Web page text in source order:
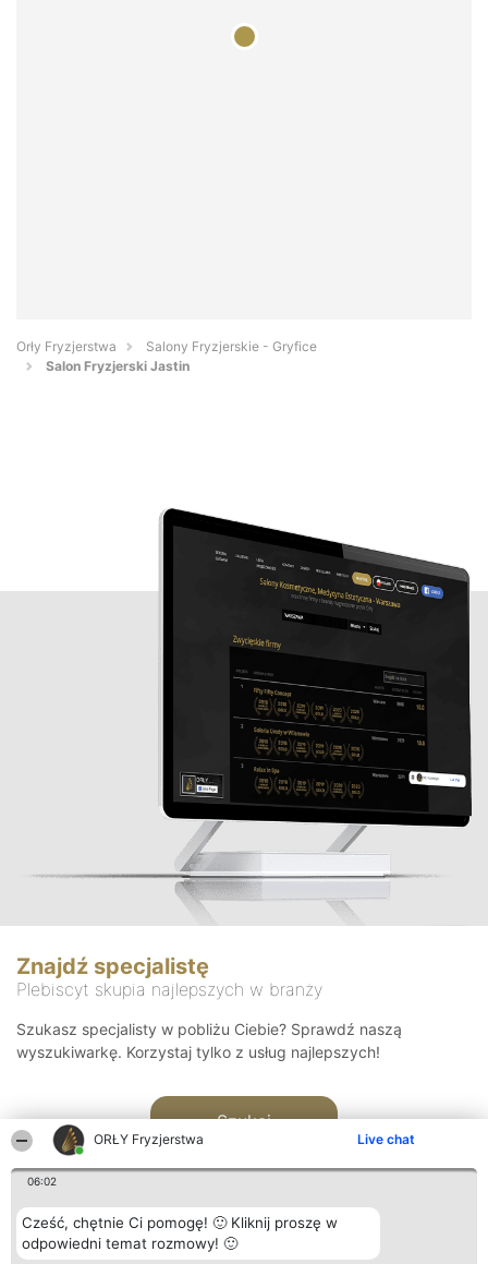
ORŁY Fryzjerstwa Live chat
06:02
Cześć, chętnie Ci pomogę! 🙂 Kliknij proszę w
odpowiedni temat rozmowy! 🙂
Orły Fryzjerstwa
Salony Fryzjerskie - Gryfice
Salon Fryzjerski Jastin
Znajdź specjalistę
Plebiscyt skupia najlepszych w branży
Szukasz specjalisty w pobliżu Ciebie? Sprawdź naszą
wyszukiwarkę. Korzystaj tylko z usług najlepszych!
Szukaj